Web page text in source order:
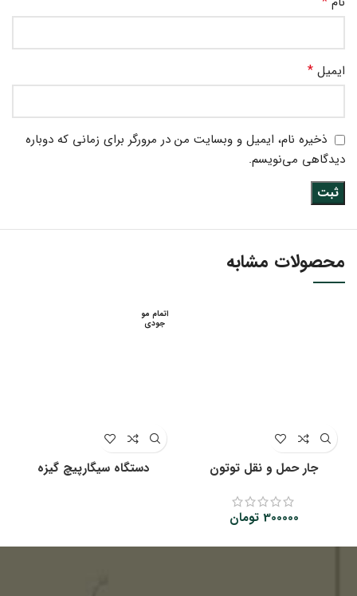
ایمیل *
ذخیره نام، ایمیل و وبسایت من در مرورگر برای زمانی که دوباره
دیدگاهی می‌نویسم.
محصولات مشابه
جار حمل و نقل توتون
300000 تومان
اتمام مو
جودی
دستگاه سیگارپیچ گیزه